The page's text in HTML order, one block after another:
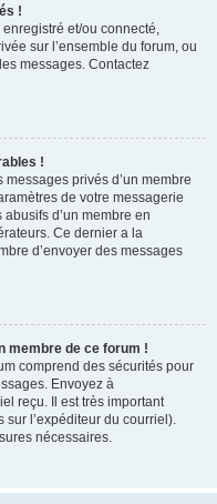
!
enregistré et/ou connecté,
sur l’ensemble du forum, ou
messages. Contactez
!
privés d’un membre
de votre messagerie
d’un membre en
Ce dernier a la
d’envoyer des messages
membre de ce forum !
comprend des sécurités pour
Envoyez à
reçu. Il est très important
sur l’expéditeur du courriel).
nécessaires.